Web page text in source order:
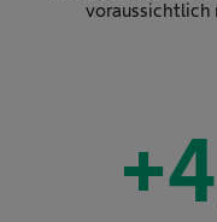
voraussichtlich
+